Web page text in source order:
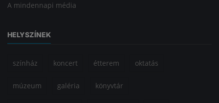
A mindennapi média
HELYSZÍNEK
színház koncert étterem oktatás
múzeum galéria könyvtár